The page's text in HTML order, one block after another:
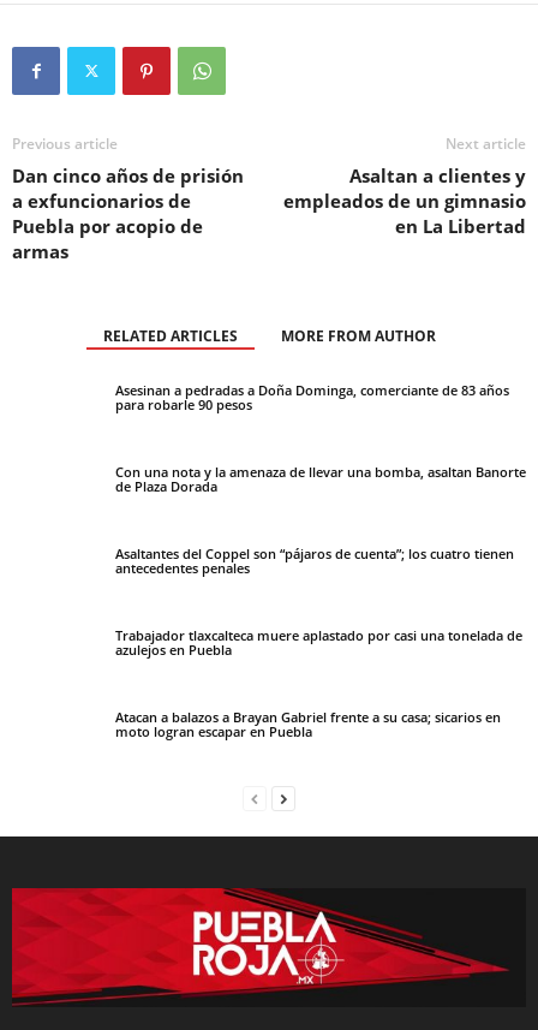
Previous article
Dan cinco años de prisión
a exfuncionarios de
Puebla por acopio de
armas
Next article
Asaltan a clientes y
empleados de un gimnasio
en La Libertad
RELATED ARTICLES MORE FROM AUTHOR
Asesinan a pedradas a Doña Dominga, comerciante de 83 años
para robarle 90 pesos
Con una nota y la amenaza de llevar una bomba, asaltan Banorte
de Plaza Dorada
Asaltantes del Coppel son “pájaros de cuenta”; los cuatro tienen
antecedentes penales
Trabajador tlaxcalteca muere aplastado por casi una tonelada de
azulejos en Puebla
Atacan a balazos a Brayan Gabriel frente a su casa; sicarios en
moto logran escapar en Puebla